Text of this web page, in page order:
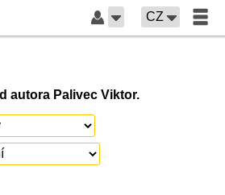
CZ
autora Palivec Viktor.